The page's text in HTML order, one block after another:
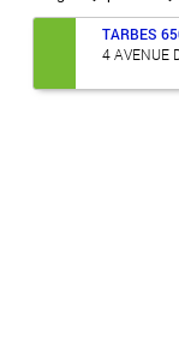
TARBES
4 AVENUE